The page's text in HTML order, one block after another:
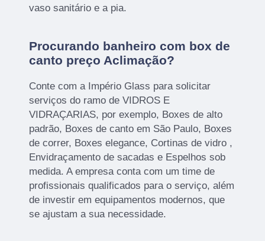
vaso sanitário e a pia.
Procurando banheiro com box de
canto preço Aclimação?
Conte com a Império Glass para solicitar
serviços do ramo de VIDROS E
VIDRAÇARIAS, por exemplo, Boxes de alto
padrão, Boxes de canto em São Paulo, Boxes
de correr, Boxes elegance, Cortinas de vidro ,
Envidraçamento de sacadas e Espelhos sob
medida. A empresa conta com um time de
profissionais qualificados para o serviço, além
de investir em equipamentos modernos, que
se ajustam a sua necessidade.